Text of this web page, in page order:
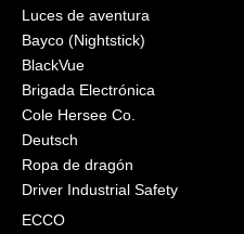
Luces de aventura
Bayco (Nightstick)
BlackVue
Brigada Electrónica
Cole Hersee Co.
Deutsch
Ropa de dragón
Driver Industrial Safety
ECCO